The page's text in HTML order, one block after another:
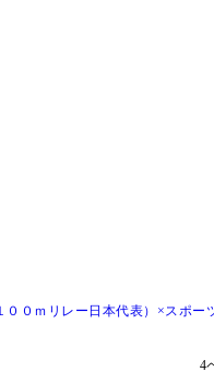
０ｍリレー日本代表）×スポ
4